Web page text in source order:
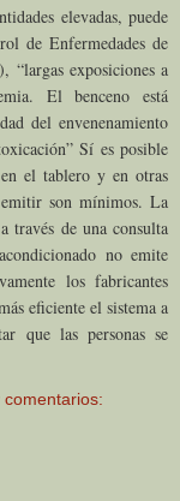
elevadas, puede
de Enfermedades de
“largas exposiciones a
El benceno está
del envenenamiento
Sí es posible
el tablero y en otras
emitir son mínimos. La
través de una consulta
no emite
los fabricantes
eficiente el sistema a
que las personas se
comentarios: